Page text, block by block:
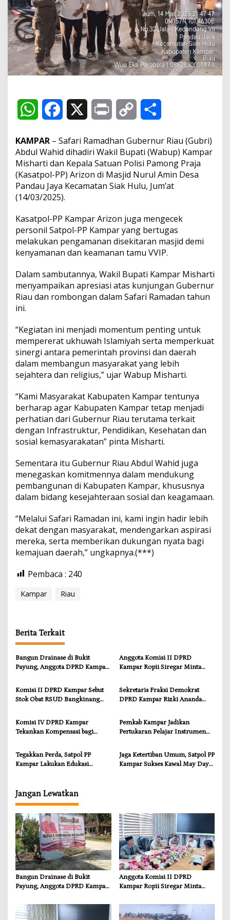
i
d
i
P
a
n
d
a
u
a
h
a
d
r
i
b
p
K
a
p
r
d
K
s
a
t
p
-
P
P
A
r
o
n
W
a
t
s
p
p
c
e
b
o
k
i
n
t
p
y
L
n
k
a
r
e
KAMPAR – Safari Ramadhan Gubernur Riau (Gubri)
Abdul Wahid dihadiri Wakil Bupati (Wabup) Kampar
Misharti dan Kepala Satuan Polisi Pamong Praja
(Kasatpol-PP) Arizon di Masjid Nurul Amin Desa
Pandau Jaya Kecamatan Siak Hulu, Jum’at
(14/03/2025).
Kasatpol-PP Kampar Arizon juga mengecek
personil Satpol-PP Kampar yang bertugas
melakukan pengamanan disekitaran masjid demi
kenyamanan dan keamanan tamu VVIP.
Dalam sambutannya, Wakil Bupati Kampar Misharti
menyampaikan apresiasi atas kunjungan Gubernur
Riau dan rombongan dalam Safari Ramadan tahun
ini.
“Kegiatan ini menjadi momentum penting untuk
mempererat ukhuwah Islamiyah serta memperkuat
sinergi antara pemerintah provinsi dan daerah
dalam membangun masyarakat yang lebih
sejahtera dan religius,” ujar Wabup Misharti.
“Kami Masyarakat Kabupaten Kampar tentunya
berharap agar Kabupaten Kampar tetap menjadi
perhatian dari Gubernur Riau terutama terkait
dengan Infrastruktur, Pendidikan, Kesehatan dan
sosial kemasyarakatan” pinta Misharti.
Sementara itu Gubernur Riau Abdul Wahid juga
menegaskan komitmennya dalam mendukung
pembangunan di Kabupaten Kampar, khususnya
dalam bidang kesejahteraan sosial dan keagamaan.
“Melalui Safari Ramadan ini, kami ingin hadir lebih
dekat dengan masyarakat, mendengarkan aspirasi
mereka, serta memberikan dukungan nyata bagi
kemajuan daerah,” ungkapnya.(***)
Pembaca : 240
Kampar Riau
Berita Terkait
Bangun Drainase di Bukit
Payung, Anggota DPRD Kampar
Infrastruktur yang Menyentuh
Kebutuhan Dasar
Anggota Komisi II DPRD
Kampar Ropii Siregar Minta
Ancaman Kekosongan Obat
demi Wujudkan Kampar Dihati
Komisi II DPRD Kampar Sebut
Stok Obat RSUD Bangkinang
Sekretaris Fraksi Demokrat
DPRD Kampar Rizki Ananda
dan Kompensasi untuk Warga
Sungai Tapung
Komisi IV DPRD Kampar
Tekankan Kompensasi bagi
Pemkab Kampar Jadikan
Pertukaran Pelajar Instrumen
Wawasan Global
Tegakkan Perda, Satpol PP
Kampar Lakukan Edukasi
Jaga Ketertiban Umum, Satpol PP
Kampar Sukses Kawal May Day
Jangan Lewatkan
Bangun Drainase di Bukit
Payung, Anggota DPRD Kampar
Infrastruktur yang Menyentuh
Kebutuhan Dasar
Anggota Komisi II DPRD
Kampar Ropii Siregar Minta
Ancaman Kekosongan Obat
demi Wujudkan Kampar Dihati